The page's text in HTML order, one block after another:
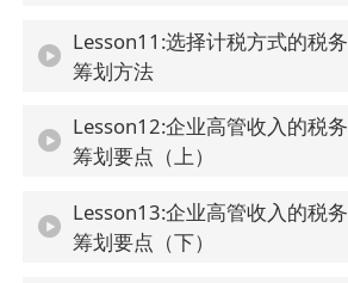
Lesson11:选择计税方式的税务
筹划方法
Lesson12:企业高管收入的税务
筹划要点（上）
Lesson13:企业高管收入的税务
筹划要点（下）